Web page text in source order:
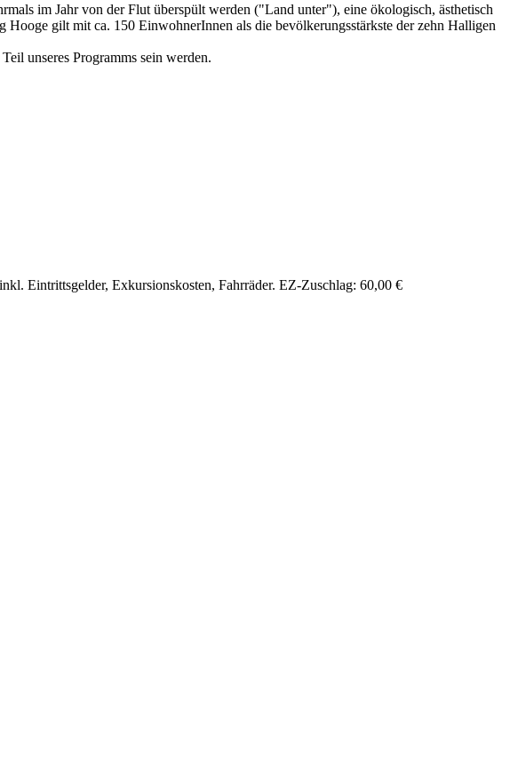
im Jahr von der Flut überspült werden ("Land unter"), eine ökologisch, ästhetisch
gilt mit ca. 150 EinwohnerInnen als die bevölkerungsstärkste der zehn Halligen
unseres Programms sein werden.
Eintrittsgelder, Exkursionskosten, Fahrräder. EZ-Zuschlag: 60,00 €